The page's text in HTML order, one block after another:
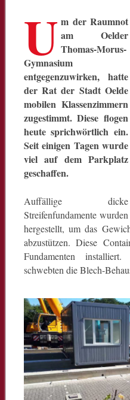
U m der Raumnot
am Oelder
Thomas-Morus-
Gymnasium
entgegenzuwirken, hatte
der Rat der Stadt Oelde
mobilen Klassenzimmern
zugestimmt. Diese flogen
heute sprichwörtlich ein.
Seit einigen Tagen wurde
viel auf dem Parkplatz
geschaffen.
Auffällige dicke
Streifenfundamente wurden
hergestellt, um das
abzustützen. Diese
Fundamenten
schwebten die Blech-